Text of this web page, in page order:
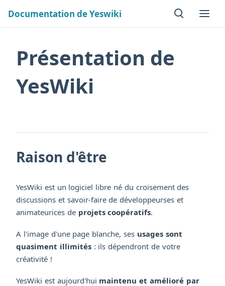
Documentation de Yeswiki
Présentation de
YesWiki
Raison d'être
YesWiki est un logiciel libre né du croisement des
discussions et savoir-faire de développeurses et
animateurices de projets coopératifs.
A l'image d'une page blanche, ses usages sont
quasiment illimités: ils dépendront de votre
créativité !
YesWiki est aujourd'hui maintenu et amélioré par